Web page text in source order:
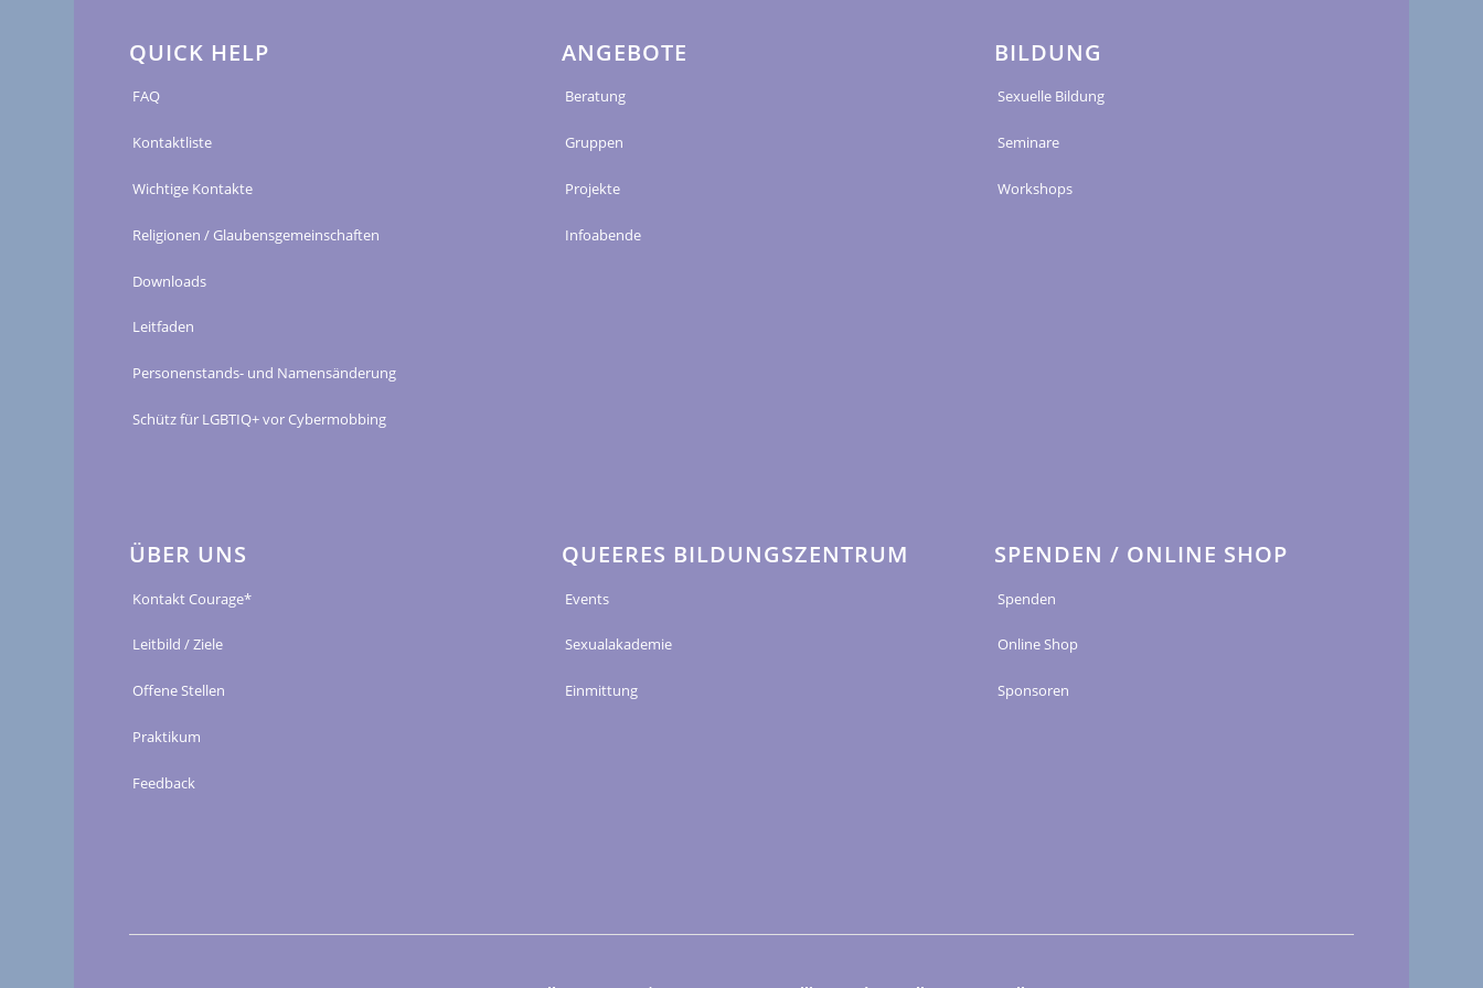
QUICK HELP
FAQ
Kontaktliste
Wichtige Kontakte
Religionen / Glaubensgemeinschaften
Downloads
Leitfaden
Personenstands- und Namensänderung
Schütz für LGBTIQ+ vor Cybermobbing
ANGEBOTE
Beratung
Gruppen
Projekte
Infoabende
BILDUNG
Sexuelle Bildung
Seminare
Workshops
ÜBER UNS
Kontakt Courage*
Leitbild / Ziele
Offene Stellen
Praktikum
Feedback
QUEERES BILDUNGSZENTRUM
Events
Sexualakademie
Einmittung
SPENDEN / ONLINE SHOP
Spenden
Online Shop
Sponsoren